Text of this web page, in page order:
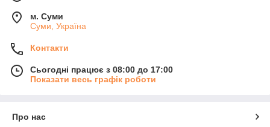
м. Суми
Суми, Україна
Контакти
Сьогодні працює з 08:00 до 17:00
Показати весь графік роботи
Про нас